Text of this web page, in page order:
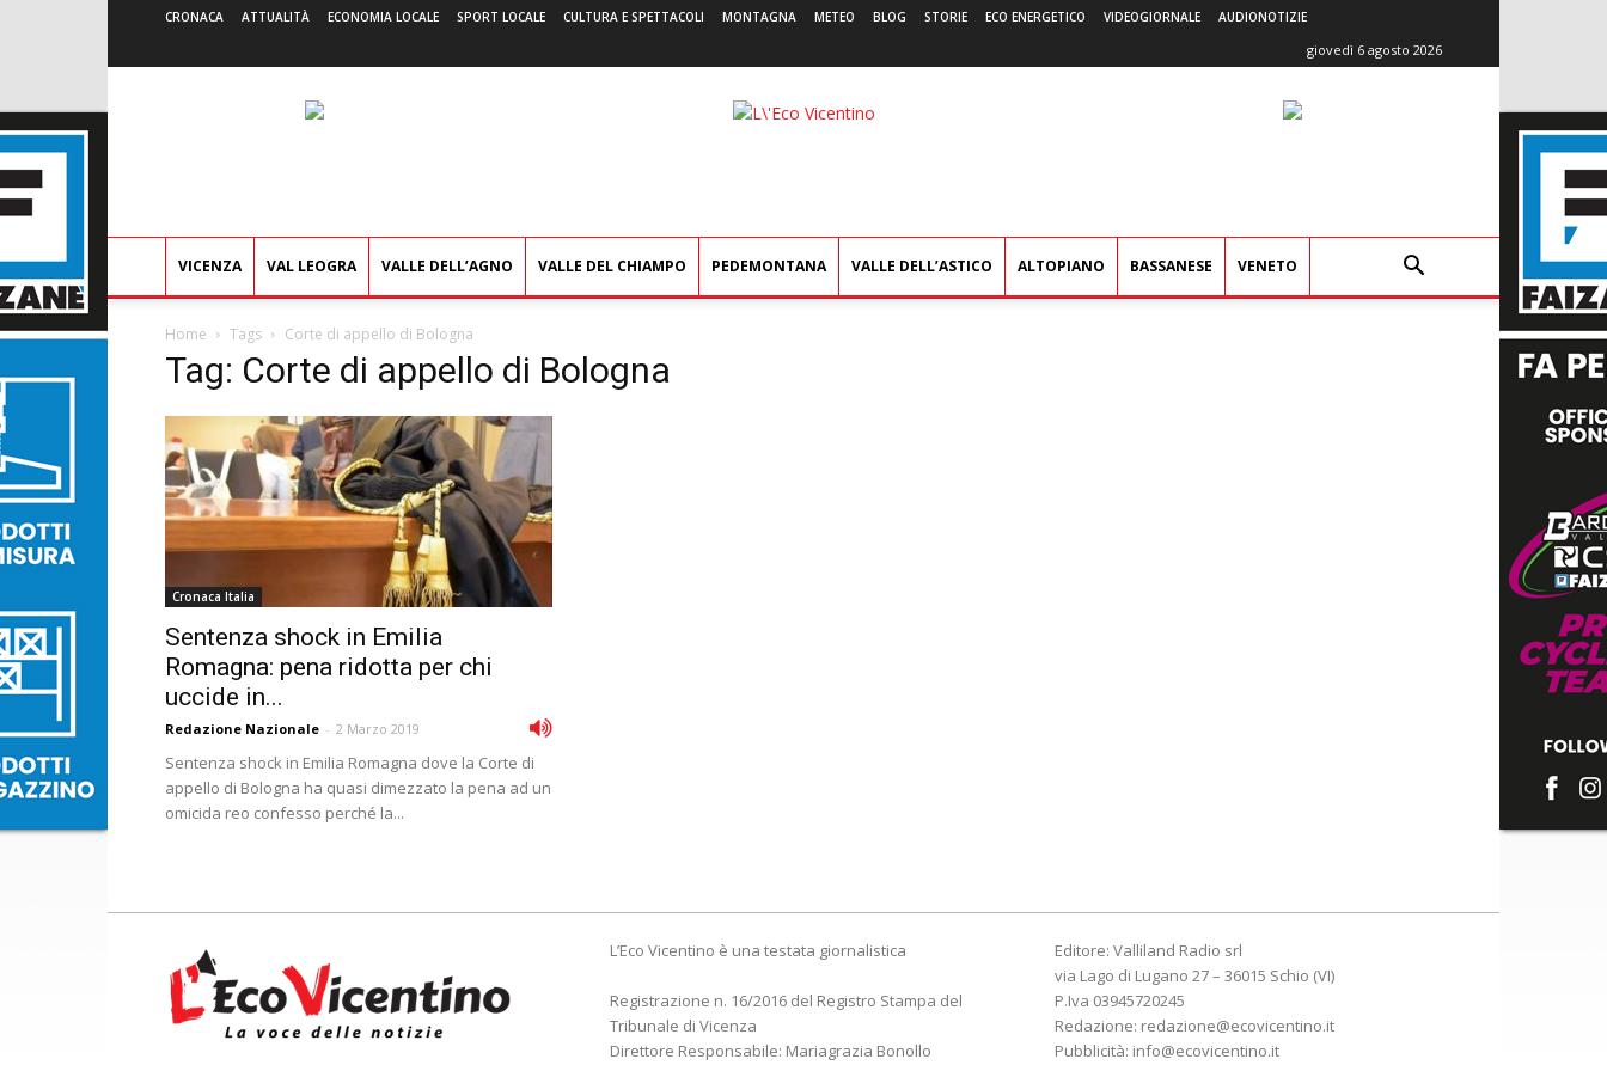
CRONACA ATTUALITÀ ECONOMIA LOCALE SPORT LOCALE CULTURA E SPETTACOLI MONTAGNA METEO BLOG STORIE ECO ENERGETICO VIDEOGIORNALE AUDIONOTIZIE
giovedì 6 agosto 2026
L'Eco
VICENZA VAL LEOGRA VALLE DELL’AGNO VALLE DEL CHIAMPO PEDEMONTANA VALLE DELL’ASTICO ALTOPIANO BASSANESE VENETO
Home Tags Corte di appello di Bologna
Tag: Corte di appello di Bologna
Cronaca Italia
Sentenza shock in Emilia
Romagna: pena ridotta per chi
uccide in...
Redazione Nazionale - 2 Marzo 2019
Sentenza shock in Emilia Romagna dove la Corte di
appello di Bologna ha quasi dimezzato la pena ad un
omicida reo confesso perché la...
L’Eco Vicentino è una testata giornalistica
Registrazione n. 16/2016 del Registro Stampa del
Tribunale di Vicenza
Direttore Responsabile: Mariagrazia Bonollo
Editore: Valliland Radio srl
via Lago di Lugano 27 – 36015 Schio (VI)
P.Iva 03945720245
Redazione: redazione@ecovicentino.it
Pubblicità: info@ecovicentino.it